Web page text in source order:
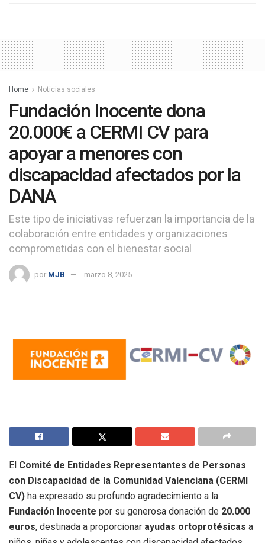
Home Noticias sociales
Fundación Inocente dona
20.000€ a CERMI CV para
apoyar a menores con
discapacidad afectados por la
DANA
Este tipo de iniciativas refuerzan la importancia de la
colaboración entre entidades y organizaciones
comprometidas con el bienestar social
por MJB marzo 8, 2025
El Comité de Entidades Representantes de Personas
con Discapacidad de la Comunidad Valenciana (CERMI
CV) ha expresado su profundo agradecimiento a la
Fundación Inocente por su generosa donación de 20.000
euros, destinada a proporcionar ayudas ortoprotésicas a